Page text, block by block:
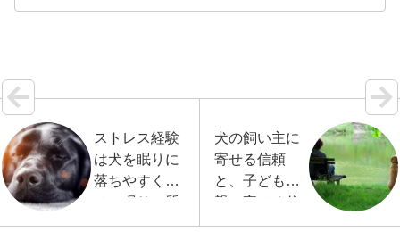
かし、現存する多くの犬種は、遺伝子レベルで見る
ストレス経験
は犬を眠りに
落ちやすくさ
せ、眠りの質
も下げる
犬の飼い主に
寄せる信頼
と、子どもの
親に寄せる信
頼の類似性